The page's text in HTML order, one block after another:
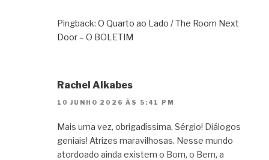
Pingback: O Quarto ao Lado / The Room Next
Door – O BOLETIM
Rachel Alkabes
10 JUNHO 2026 ÀS 5:41 PM
Mais uma vez, obrigadíssima, Sérgio! Diálogos
geniais! Atrizes maravilhosas. Nesse mundo
atordoado ainda existem o Bom, o Bem, a